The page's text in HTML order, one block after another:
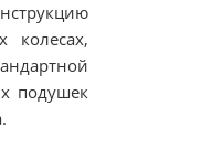
подушек